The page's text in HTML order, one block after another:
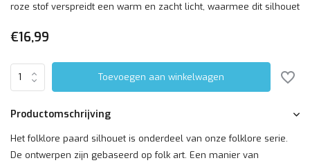
roze stof verspreidt een warm en zacht licht, waarmee dit silhouet
€16,99
Toevoegen aan winkelwagen
Productomschrijving
Het folklore paard silhouet is onderdeel van onze folklore serie.
De ontwerpen zijn gebaseerd op folk art. Een manier van